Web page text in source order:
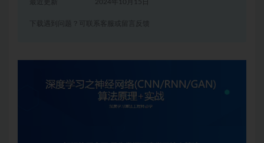
2024年10月15日
下载遇到问题？可联系客服或留言反馈